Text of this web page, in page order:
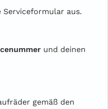
Serviceformular aus.
und deinen
gemäß den